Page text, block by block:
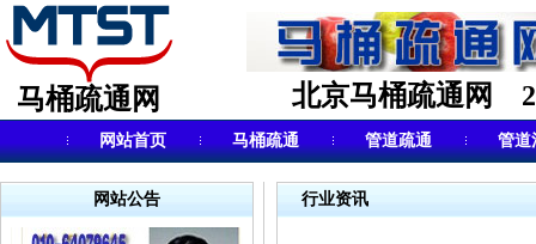
马桶疏通网 北京马桶疏通网
网站首页 马桶疏通 管道疏通 管道
网站公告 行业资讯